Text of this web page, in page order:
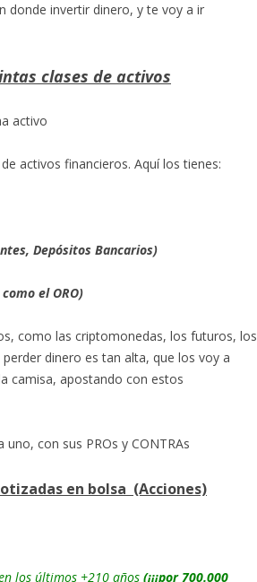
donde invertir dinero, y te voy a ir
clases de activos
activo
activos financieros. Aquí los tienes:
Depósitos Bancarios)
el ORO)
como las criptomonedas, los futuros, los
dinero es tan alta, que los voy a
camisa, apostando con estos
con sus PROs y CONTRAs
en bolsa (Acciones)
los últimos +210 años (¡¡¡por 700.000